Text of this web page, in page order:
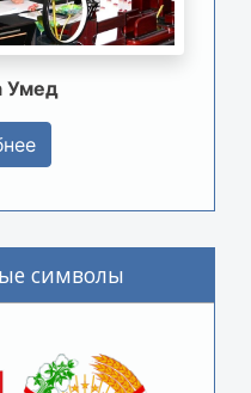
Умед
символы